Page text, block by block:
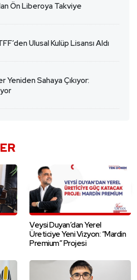
Ön Liberoya Takviye
Ulusal Kulüp Lisansı Aldı
Yeniden Sahaya Çıkıyor:
Veysi Duyan’dan Yerel
Üreticiye Yeni Vizyon: “Mardin
Premium” Projesi